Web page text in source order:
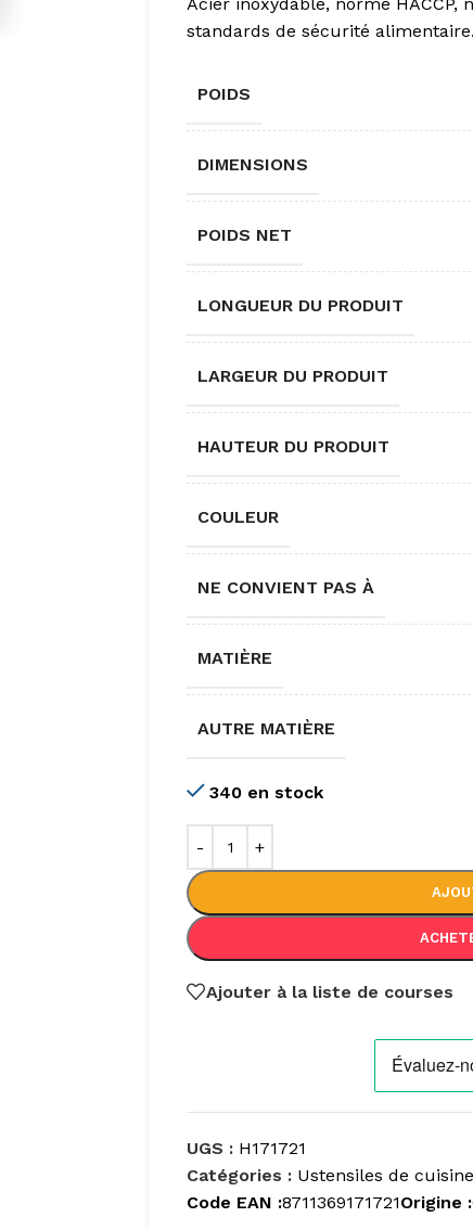
standards de sécurité alimentaire.
POIDS
DIMENSIONS
POIDS NET
LONGUEUR DU PRODUIT
LARGEUR DU PRODUIT
HAUTEUR DU PRODUIT
COULEUR
NE CONVIENT PAS À
MATIÈRE
AUTRE MATIÈRE
340 en stock
Ajouter à la liste de courses
UGS : H171721
Catégories : Ustensiles de cuisine
Code EAN :8711369171721Origine :